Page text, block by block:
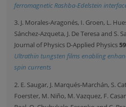
ferromagnetic Rashba-Edelstein
3. J. Morales-Aragonés, I. Groen, L.
Sánchez-Azqueta, J. De Teresa and S.
Journal of Physics D-Applied Physics59
Ultrathin tungsten films enabling
spin currents
2. E. Saugar, J. Marqués-Marchán, S.
Foerster, M. Niño, M. Vazquez, F.